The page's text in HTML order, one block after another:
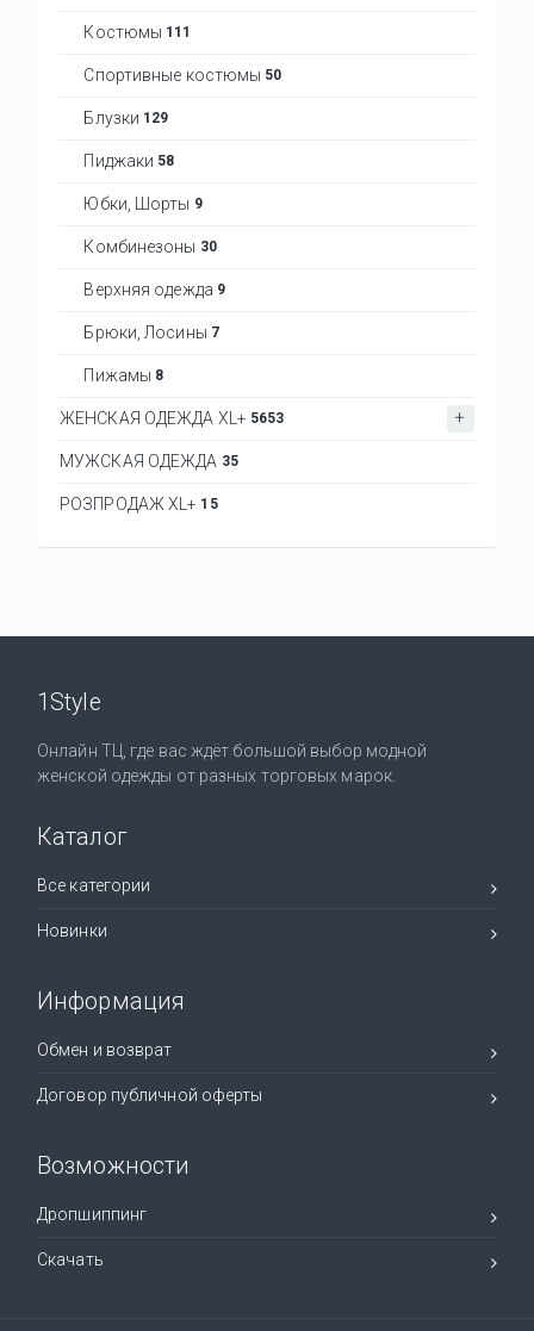
Костюмы 111
Спортивные костюмы 50
Блузки 129
Пиджаки 58
Юбки, Шорты 9
Комбинезоны 30
Верхняя одежда 9
Брюки, Лосины 7
Пижамы 8
ЖЕНСКАЯ ОДЕЖДА XL+ 5653
МУЖСКАЯ ОДЕЖДА 35
РОЗПРОДАЖ XL+ 15
1Style
Онлайн ТЦ, где вас ждёт большой выбор модной
женской одежды от разных торговых марок.
Каталог
Все категории
Новинки
Информация
Обмен и возврат
Договор публичной оферты
Возможности
Дропшиппинг
Скачать